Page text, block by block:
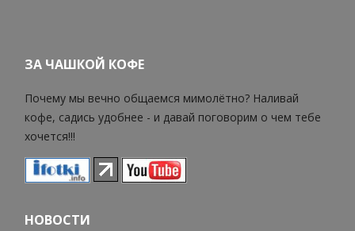
ЗА ЧАШКОЙ КОФЕ
Почему мы вечно общаемся мимолётно? Наливай
кофе, садись удобнее - и давай поговорим о чем тебе
хочется!!!
НОВОСТИ